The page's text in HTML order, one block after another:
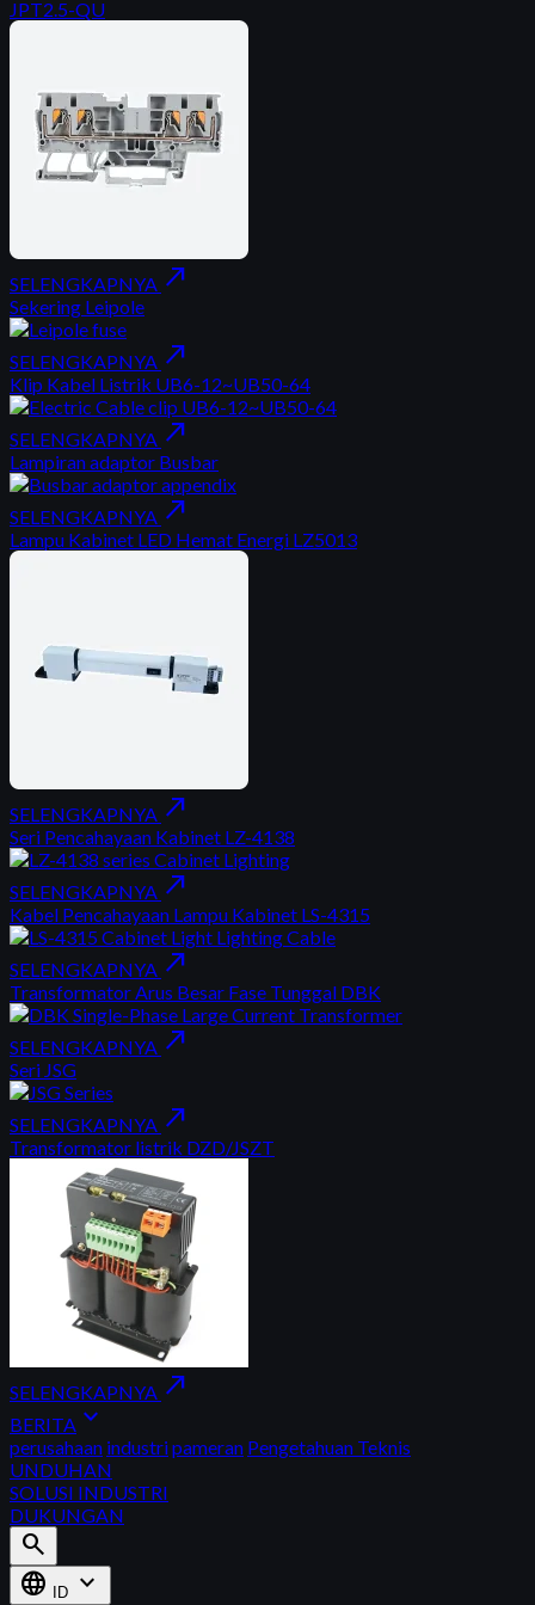
JPT2.5-QU
SELENGKAPNYA north_east
Sekering Leipole
SELENGKAPNYA north_east
Klip Kabel Listrik UB6-12~UB50-64
SELENGKAPNYA north_east
Lampiran adaptor Busbar
SELENGKAPNYA north_east
Lampu Kabinet LED Hemat Energi LZ5013
SELENGKAPNYA north_east
Seri Pencahayaan Kabinet LZ-4138
SELENGKAPNYA north_east
Kabel Pencahayaan Lampu Kabinet LS-4315
SELENGKAPNYA north_east
Transformator Arus Besar Fase Tunggal DBK
SELENGKAPNYA north_east
Seri JSG
SELENGKAPNYA north_east
Transformator listrik DZD/JSZT
SELENGKAPNYA north_east
BERITA expand_more
perusahaan industripameran Pengetahuan Teknis
UNDUHAN
SOLUSI INDUSTRI
DUKUNGAN
search
language
ID expand_more